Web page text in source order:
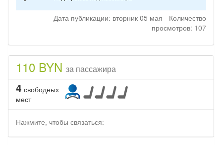
Дата публикации: вторник 05 мая - Количество
просмотров: 107
110 BYN за пассажира
4 свободных
мест
Нажмите, чтобы связаться: